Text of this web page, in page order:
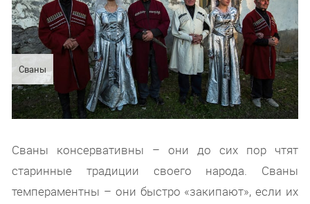
Сваны
Сваны консервативны – они до сих пор чтят
старинные традиции своего народа. Сваны
темпераментны – они быстро «закипают», если их